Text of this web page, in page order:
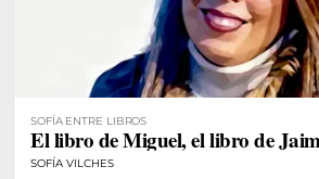
SOFÍA ENTRE LIBROS
El libro de Miguel, el libro de
SOFÍA VILCHES